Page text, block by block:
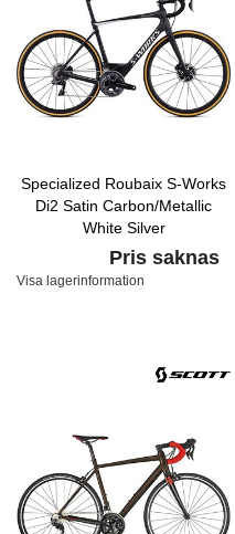
Specialized Roubaix S-Works
Di2 Satin Carbon/Metallic
White Silver
Pris saknas
Visa lagerinformation